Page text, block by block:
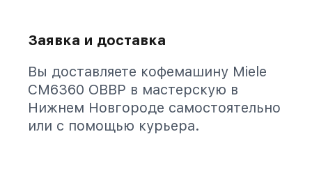
Заявка и доставка
Вы доставляете кофемашину Miele
CM6360 OBBP в мастерскую в
Нижнем Новгороде самостоятельно
или с помощью курьера.